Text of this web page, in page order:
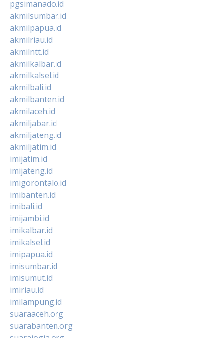
pgsimanado.id
akmilsumbar.id
akmilpapua.id
akmilriau.id
akmilntt.id
akmilkalbar.id
akmilkalsel.id
akmilbali.id
akmilbanten.id
akmilaceh.id
akmiljabar.id
akmiljateng.id
akmiljatim.id
imijatim.id
imijateng.id
imigorontalo.id
imibanten.id
imibali.id
imijambi.id
imikalbar.id
imikalsel.id
imipapua.id
imisumbar.id
imisumut.id
imiriau.id
imilampung.id
suaraaceh.org
suarabanten.org